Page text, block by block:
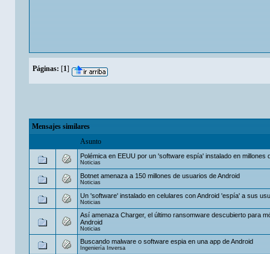
Páginas: [1]
Mensajes similares
Asunto
Polémica en EEUU por un 'software espía' instalado en millones
Noticias
Botnet amenaza a 150 millones de usuarios de Android
Noticias
Un 'software' instalado en celulares con Android 'espía' a sus
Noticias
Así amenaza Charger, el último ransomware descubierto para
Android
Noticias
Buscando malware o software espia en una app de Android
Ingeniería Inversa